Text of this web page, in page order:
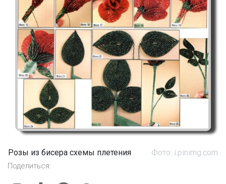
Розы из бисера схемы плетения Фото: i.pinimg.com
Поделиться: